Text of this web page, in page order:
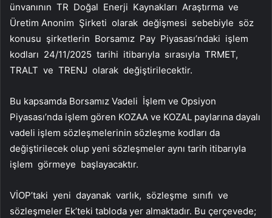
ünvanının TR Doğal Enerji Kaynakları Araştırma ve
Üretim Anonim Şirketi olarak değişmesi sebebiyle söz
konusu şirketlerin Borsamız Pay Piyasası’ndaki işlem
kodları 24/11/2025 tarihi itibarıyla sırasıyla TRMET,
TRALT ve TRENJ olarak değiştirilecektir.
Bu kapsamda Borsamız Vadeli İşlem ve Opsiyon
Piyasası’nda işlem gören KOZAA ve KOZAL paylarına dayalı
vadeli işlem sözleşmelerinin sözleşme kodları da
değiştirilecek olup yeni sözleşmeler aynı tarih itibarıyla
işlem görmeye başlayacaktır.
VİOP’taki yeni dayanak varlık, sözleşme sınıfı ve
sözleşmeler Ek’teki tabloda yer almaktadır. Bu çerçevede;